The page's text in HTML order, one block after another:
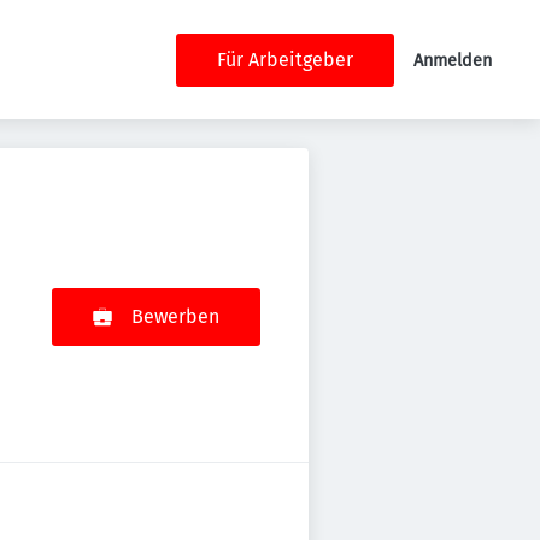
Für Arbeitgeber Anmelden
Bewerben